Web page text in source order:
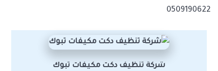
0509190622
شركة تنظيف دكت مكيفات تبوك